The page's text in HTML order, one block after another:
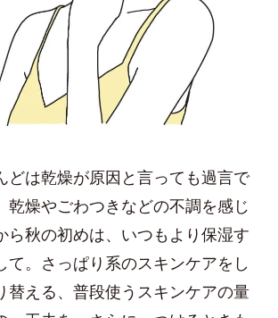
どは乾燥が原因と言っても過言で
乾燥やごわつきなどの不調を感じ
ら秋の初めは、いつもより保湿す
て。さっぱり系のスキンケアをし
替える、普段使うスキンケアの量